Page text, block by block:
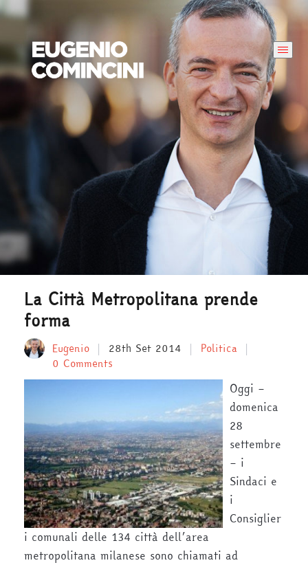
La Città Metropolitana prende
forma
Eugenio 28th Set 2014
Politica
0 Comments
Oggi –
domenica
28
settembre
– i
Sindaci e
i
Consiglier
i comunali delle 134 città dell’area
metropolitana milanese sono chiamati ad